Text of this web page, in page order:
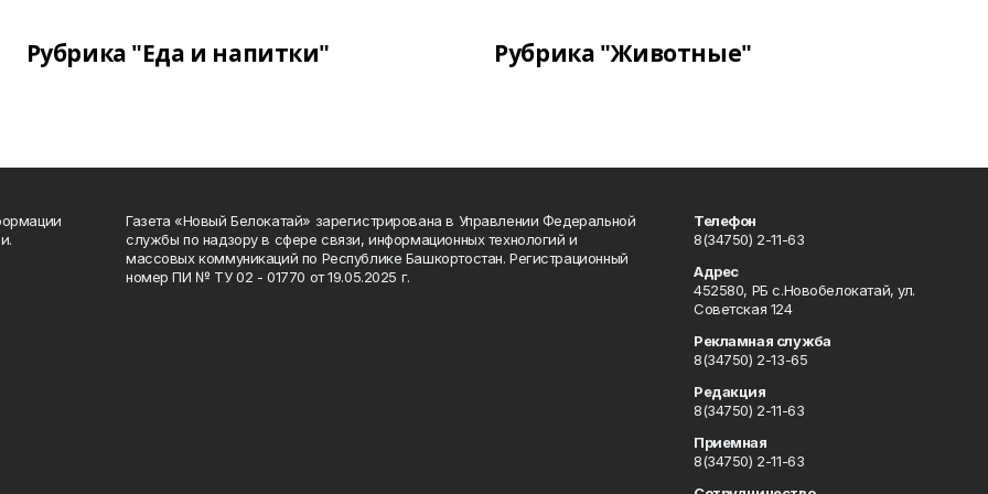
Рубрика "Еда и напитки" Рубрика "Животные"
Газета «Новый Белокатай» зарегистрирована в Управлении Федеральной
службы по надзору в сфере связи, информационных технологий и
массовых коммуникаций по Республике Башкортостан. Регистрационный
номер ПИ № ТУ 02 - 01770 от 19.05.2025 г.
Телефон
8(34750) 2-11-63
Адрес
452580, РБ с.Новобелокатай, ул.
Советская 124
Рекламная служба
8(34750) 2-13-65
Редакция
8(34750) 2-11-63
Приемная
8(34750) 2-11-63